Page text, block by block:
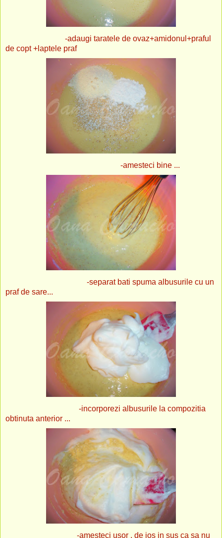
-adaugi taratele de ovaz+amidonul+praful
de copt +laptele praf
-amesteci bine ...
-separat bati spuma albusurile cu un
praf de sare...
-incorporezi albusurile la compozitia
obtinuta anterior ...
-amesteci usor , de jos in sus ca sa nu